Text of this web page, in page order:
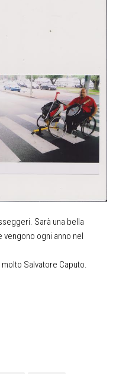
Sarà una bella
ogni anno nel
Salvatore Caputo.